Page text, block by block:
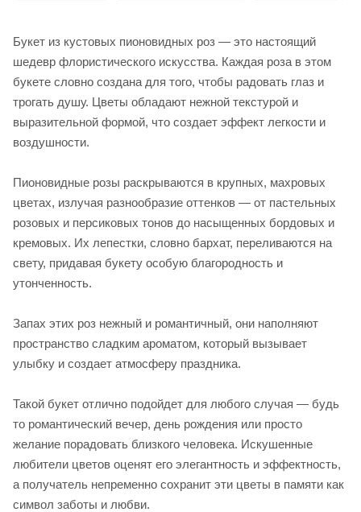
Букет из кустовых пионовидных роз — это настоящий
шедевр флористического искусства. Каждая роза в этом
букете словно создана для того, чтобы радовать глаз и
трогать душу. Цветы обладают нежной текстурой и
выразительной формой, что создает эффект легкости и
воздушности.
Пионовидные розы раскрываются в крупных, махровых
цветах, излучая разнообразие оттенков — от пастельных
розовых и персиковых тонов до насыщенных бордовых и
кремовых. Их лепестки, словно бархат, переливаются на
свету, придавая букету особую благородность и
утонченность.
Запах этих роз нежный и романтичный, они наполняют
пространство сладким ароматом, который вызывает
улыбку и создает атмосферу праздника.
Такой букет отлично подойдет для любого случая — будь
то романтический вечер, день рождения или просто
желание порадовать близкого человека. Искушенные
любители цветов оценят его элегантность и эффектность,
а получатель непременно сохранит эти цветы в памяти как
символ заботы и любви.